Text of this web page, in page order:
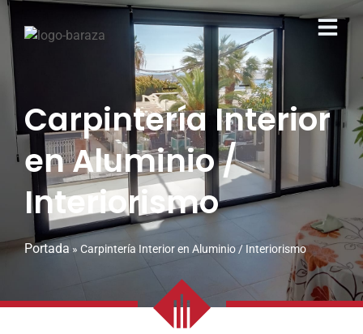
Carpintería Interior
en Aluminio /
Interiorismo
Portada » Carpintería Interior en Aluminio / Interiorismo